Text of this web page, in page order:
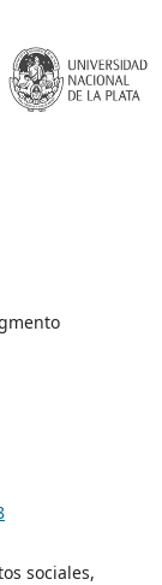
sociales,